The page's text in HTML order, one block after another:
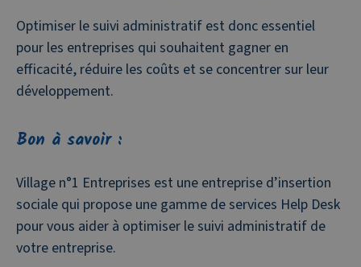
Optimiser le suivi administratif est donc essentiel
pour les entreprises qui souhaitent gagner en
efficacité, réduire les coûts et se concentrer sur leur
développement.
Bon à savoir :
Village n°1 Entreprises est une entreprise d’insertion
sociale qui propose une gamme de services Help Desk
pour vous aider à optimiser le suivi administratif de
votre entreprise.